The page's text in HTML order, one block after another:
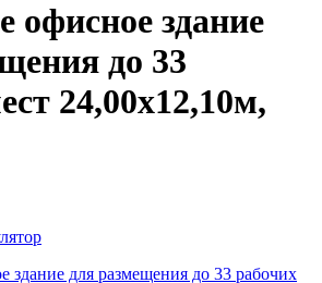
офисное здание
до 33
24,00х12,10м,